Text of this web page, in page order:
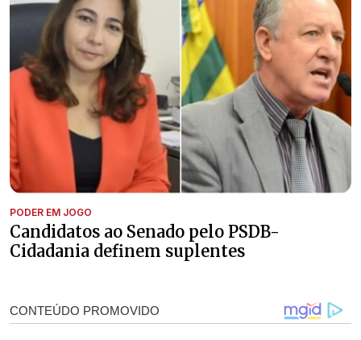
PODER EM JOGO
Candidatos ao Senado pelo PSDB-
Cidadania definem suplentes